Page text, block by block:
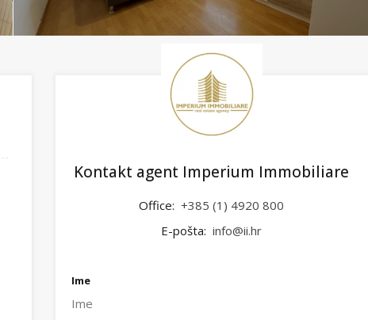
Kontakt agent Imperium Immobiliare
Office: +385 (1) 4920 800
E-pošta: info@ii.hr
Ime